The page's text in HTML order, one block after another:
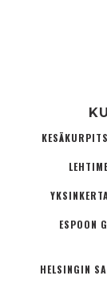
ESPOON
HELSINGIN